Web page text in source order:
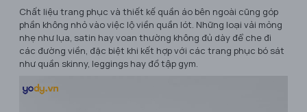
Chất liệu trang phục và thiết kế quần áo bên ngoài cũng góp
phần không nhỏ vào việc lộ viền quần lót. Những loại vải mỏng
nhẹ như lụa, satin hay voan thường không đủ dày để che đi
các đường viền, đặc biệt khi kết hợp với các trang phục bó sát
như quần skinny, leggings hay đồ tập gym.